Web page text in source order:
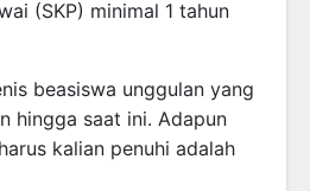
(SKP) minimal 1 tahun
beasiswa unggulan yang
hingga saat ini. Adapun
kalian penuhi adalah